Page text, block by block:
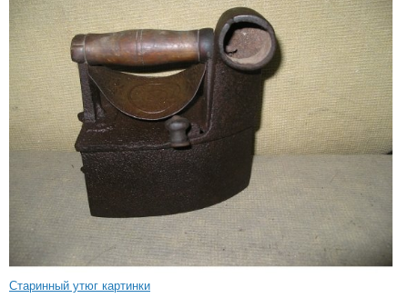
Старинный утюг картинки